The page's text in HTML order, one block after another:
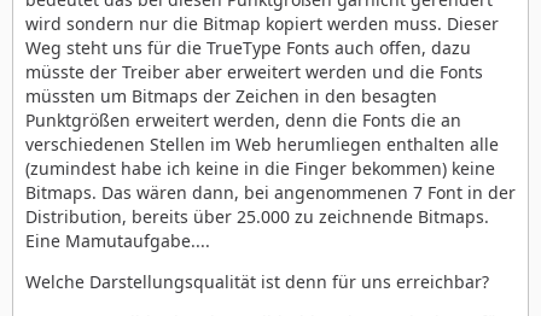
wird sondern nur die Bitmap kopiert werden muss. Dieser
Weg steht uns für die TrueType Fonts auch offen, dazu
müsste der Treiber aber erweitert werden und die Fonts
müssten um Bitmaps der Zeichen in den besagten
Punktgrößen erweitert werden, denn die Fonts die an
verschiedenen Stellen im Web herumliegen enthalten alle
(zumindest habe ich keine in die Finger bekommen) keine
Bitmaps. Das wären dann, bei angenommenen 7 Font in der
Distribution, bereits über 25.000 zu zeichnende Bitmaps.
Eine Mamutaufgabe....
Welche Darstellungsqualität ist denn für uns erreichbar?